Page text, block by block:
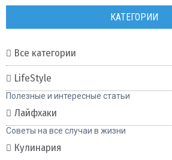
КАТЕГОРИИ
Все категории
LifeStyle
Полезные и интересные статьи
Лайфхаки
Советы на все случаи в жизни
Кулинария